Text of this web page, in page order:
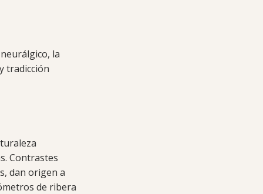
la
tradicción
Contrastes
dan origen a
de ribera